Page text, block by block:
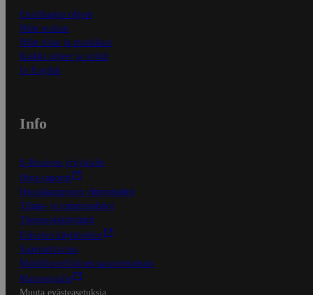
Ensitilaajan ohjeet
Näin maksat
Näin tilaat ja muokkaat
Kaikki ohjeet ja vinkit
In English
Info
S-Business yrityksille
Oiva-raportit
Osuuskauppojen yhteystiedot
Tilaus- ja toimitusehdot
Tietosuojakäytäntö
Palvelun käyttöehdot
Saavutettavuus
Mobiilisovelluksen saavutettavuus
Mainostajalle
Muuta evästeasetuksia